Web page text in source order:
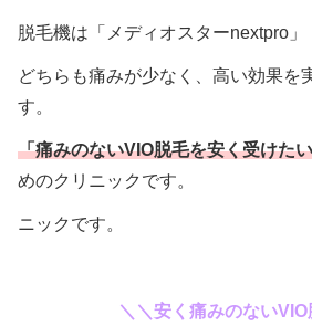
脱毛機は「メディオスターnextpro」
どちらも痛みが少なく、高い効果を
す。
「痛みのないVIO脱毛を安く受けた
めのクリニックです。
ニックです。
＼＼安く痛みのないVIO